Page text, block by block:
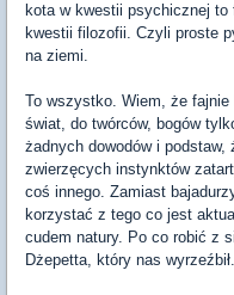
kota w kwestii psychicznej
kwestii filozofii. Czyli proste
na ziemi.
To wszystko. Wiem, że fajnie
świat, do twórców, bogów
żadnych dowodów i podstaw,
zwierzęcych instynktów
coś innego. Zamiast
korzystać z tego co jest
cudem natury. Po co robić z
Dżepetta, który nas wyrzeźbił.